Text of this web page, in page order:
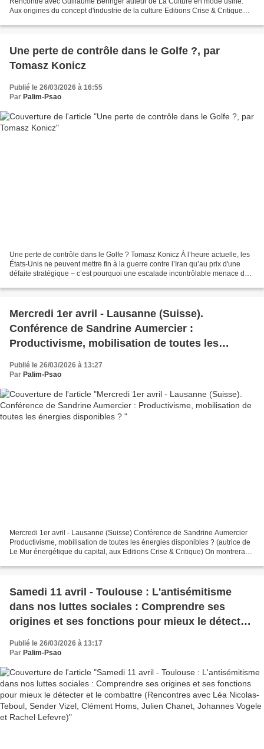
Aux origines du concept d'industrie de la culture Editions Crise & Critique
Une perte de contrôle dans le Golfe ?, par
Tomasz Konicz
Publié le 26/03/2026 à 16:55
Par Palim-Psao
Une perte de contrôle dans le Golfe ? Tomasz Konicz À l’heure actuelle, les
États-Unis ne peuvent mettre fin à la guerre contre l’Iran qu’au prix d'une
défaite stratégique – c’est pourquoi une escalade incontrôlable menace de
Mercredi 1er avril - Lausanne (Suisse).
Conférence de Sandrine Aumercier :
Productivisme, mobilisation de toutes les
énergies disponibles ?
Publié le 26/03/2026 à 13:27
Par Palim-Psao
Mercredi 1er avril - Lausanne (Suisse) Conférence de Sandrine Aumercier
Productivisme, mobilisation de toutes les énergies disponibles ? (autrice de
Le Mur énergétique du capital, aux Editions Crise & Critique) On montrera
Samedi 11 avril - Toulouse : L'antisémitisme
dans nos luttes sociales : Comprendre ses
origines et ses fonctions pour mieux le détecter
Teboul, Sender Vizel, Clément Homs, Julien
Publié le 26/03/2026 à 13:17
Par Palim-Psao